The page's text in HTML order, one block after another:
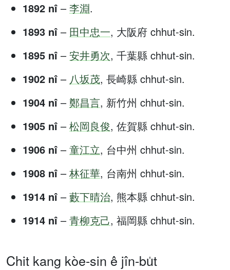
1892 nî – 李淵.
1893 nî – 田中忠一, 大阪府 chhut-sin.
1895 nî – 安井勇次, 千葉縣 chhut-sin.
1902 nî – 八坂茂, 長崎縣 chhut-sin.
1904 nî – 鄭昌言, 新竹州 chhut-sin.
1905 nî – 松岡良俊, 佐賀縣 chhut-sin.
1906 nî – 童江立, 台中州 chhut-sin.
1908 nî – 林征華, 台南州 chhut-sin.
1914 nî – 藪下晴治, 熊本縣 chhut-sin.
1914 nî – 青柳克己, 福岡縣 chhut-sin.
Chit kang kòe-sin ê jîn-bu̍t